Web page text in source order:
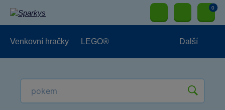
0
Venkovní hračky LEGO® Další